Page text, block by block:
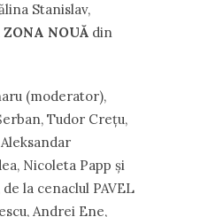
Stanislav,
ZONA NOUĂ din
(moderator),
Tudor Creţu,
Nicoleta Papp şi
la cenaclul PAVEL
Andrei Ene,